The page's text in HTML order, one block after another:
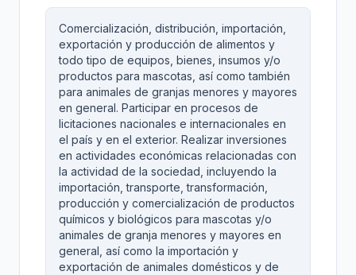
Comercialización, distribución, importación,
exportación y producción de alimentos y
todo tipo de equipos, bienes, insumos y/o
productos para mascotas, así como también
para animales de granjas menores y mayores
en general. Participar en procesos de
licitaciones nacionales e internacionales en
el país y en el exterior. Realizar inversiones
en actividades económicas relacionadas con
la actividad de la sociedad, incluyendo la
importación, transporte, transformación,
producción y comercialización de productos
químicos y biológicos para mascotas y/o
animales de granja menores y mayores en
general, así como la importación y
exportación de animales domésticos y de